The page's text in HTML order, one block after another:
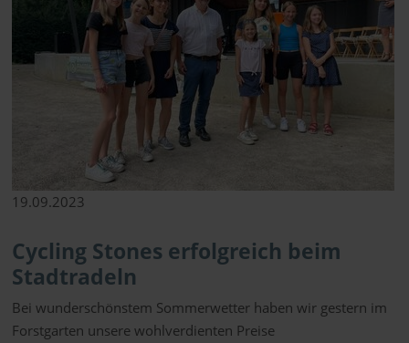
19.09.2023
Cycling Stones erfolgreich beim
Stadtradeln
Bei wunderschönstem Sommerwetter haben wir gestern im
Forstgarten unsere wohlverdienten Preise